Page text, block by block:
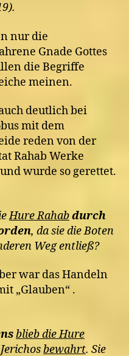
nur die
Gnade Gottes
die Begriffe
meinen.
deutlich bei
mit dem
reden von der
Rahab Werke
wurde so gerettet.
Hure Rahabdurch
, da sie die Boten
Weg entließ?
war das Handeln
„Glauben“ .
blieb die Hure
bewahrt. Sie